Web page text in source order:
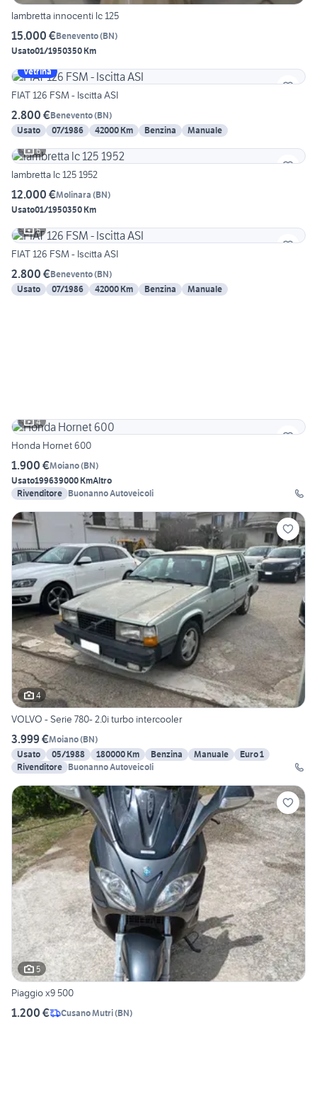
lambretta innocenti lc 125
15.000 €Benevento(BN)
Usato01/1950350 Km
Vetrina
FIAT 126 FSM - Iscitta ASI
2.800 €Benevento(BN)
Usato
07/1986 42000 Km Benzina
Manuale
6
lambretta lc 125 1952
12.000 €Molinara (BN)
Usato01/1950350 Km
5
FIAT 126 FSM - Iscitta ASI
2.800 €Benevento(BN)
Usato
07/1986 42000 Km Benzina Manuale
4
Honda Hornet 600
1.900 €Moiano(BN)
Usato199639000 KmAltro
Rivenditore Buonanno Autoveicoli
4
VOLVO - Serie 780- 2.0i turbo intercooler
3.999 €Moiano(BN)
Usato
05/1988 180000 Km Benzina Manuale
Euro 1
Rivenditore Buonanno Autoveicoli
5
Piaggio x9 500
1.200 € Cusano Mutri(BN)